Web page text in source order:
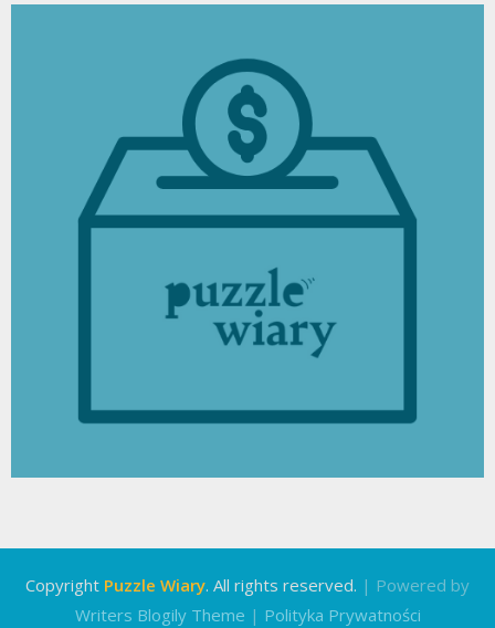
Copyright Puzzle Wiary. All rights reserved. | Powered by
Writers Blogily Theme | Polityka Prywatności